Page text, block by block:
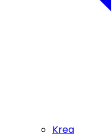
Krea